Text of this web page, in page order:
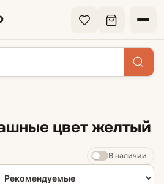
цвет желтый
В наличии
товаров